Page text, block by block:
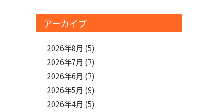
アーカイブ
2026年8月 (5)
2026年7月 (7)
2026年6月 (7)
2026年5月 (9)
2026年4月 (5)